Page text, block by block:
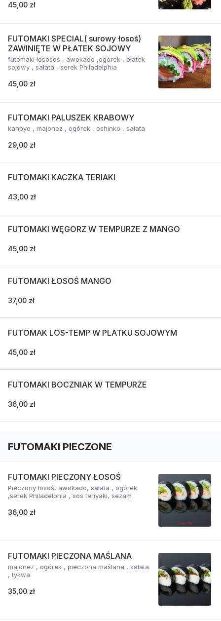
45,00 zł
FUTOMAKI SPECIAL( surowy łosoś)
ZAWINIĘTE W PŁATEK SOJOWY
futomaki łososoś , awokado ,ogórek , płatek
sojowy , sałata , serek Philadelphia
45,00 zł
FUTOMAKI PALUSZEK KRABOWY
kanpyo , majonez , ogórek , oshinko , sałata
29,00 zł
FUTOMAKI KACZKA TERIAKI
43,00 zł
FUTOMAKI WĘGORZ W TEMPURZE Z MANGO
45,00 zł
FUTOMAKI ŁOSOŚ MANGO
37,00 zł
FUTOMAK LOS-TEMP W PLATKU SOJOWYM
45,00 zł
FUTOMAKI BOCZNIAK W TEMPURZE
36,00 zł
FUTOMAKI PIECZONE
FUTOMAKI PIECZONY ŁOSOŚ
Pieczony łosoś, awokado, sałata , ogórek
,serek Philadelphia , sos teriyaki, sezam
36,00 zł
FUTOMAKI PIECZONA MAŚLANA
majonez , ogórek , pieczona maślana , sałata
, tykwa
35,00 zł